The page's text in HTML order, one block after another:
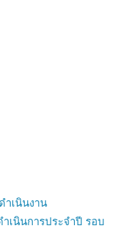
ำเนินงาน
เนินการประจำปี รอบ